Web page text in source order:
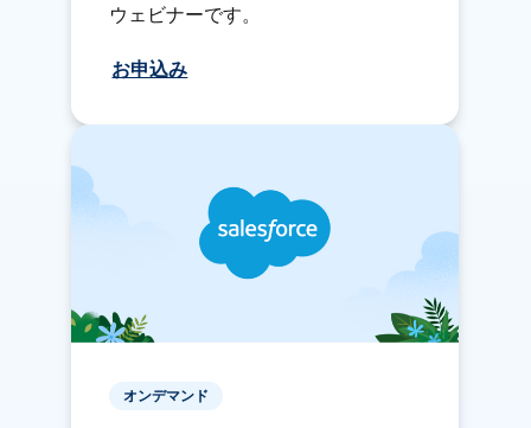
ウェビナーです。
お申込み
オンデマンド